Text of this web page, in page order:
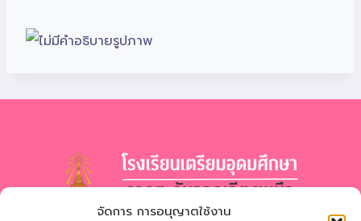
จัดการ การอนุญาตใช้งาน